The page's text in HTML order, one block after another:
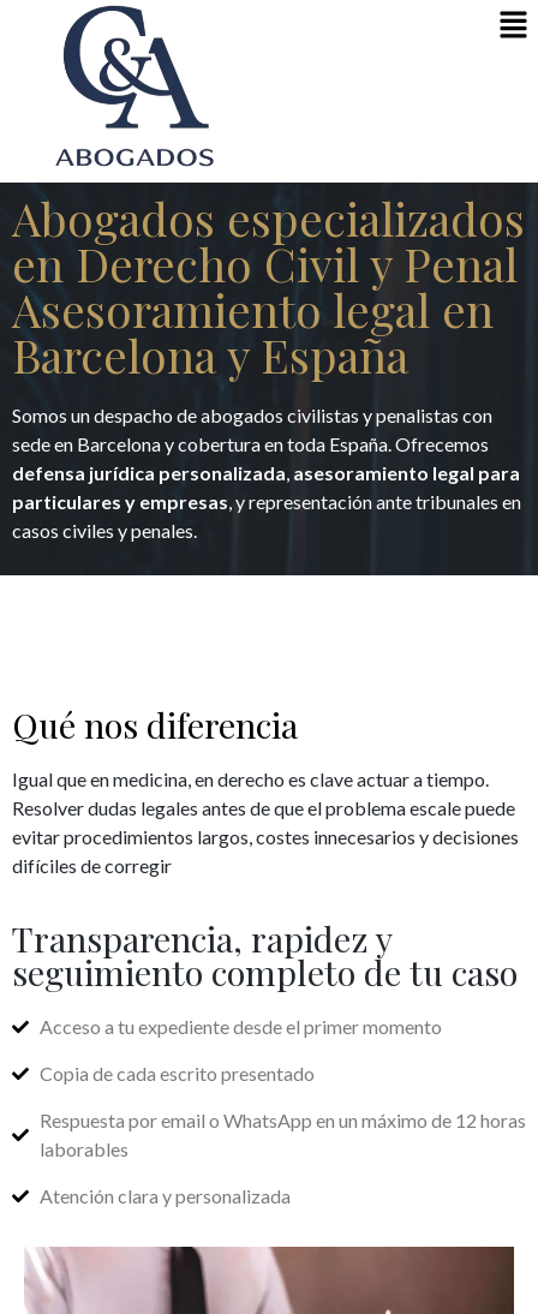
Abogados especializados
en Derecho Civil y Penal
Asesoramiento legal en
Barcelona y España
Somos un despacho de abogados civilistas y penalistas con
sede en Barcelona y cobertura en toda España. Ofrecemos
defensa jurídica personalizada, asesoramiento legal para
particulares y empresas, y representación ante tribunales en
casos civiles y penales.
Qué nos diferencia
Igual que en medicina, en derecho es clave actuar a tiempo.
Resolver dudas legales antes de que el problema escale puede
evitar procedimientos largos, costes innecesarios y decisiones
difíciles de corregir
Transparencia, rapidez y
seguimiento completo de tu caso
Acceso a tu expediente desde el primer momento
Copia de cada escrito presentado
Respuesta por email o WhatsApp en un máximo de 12 horas
laborables
Atención clara y personalizada